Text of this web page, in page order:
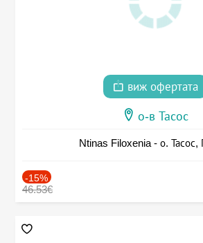
виж офертата
о-в Тасос
Ntinas Filoxenia - о. Тасос,
-15%
46.53€